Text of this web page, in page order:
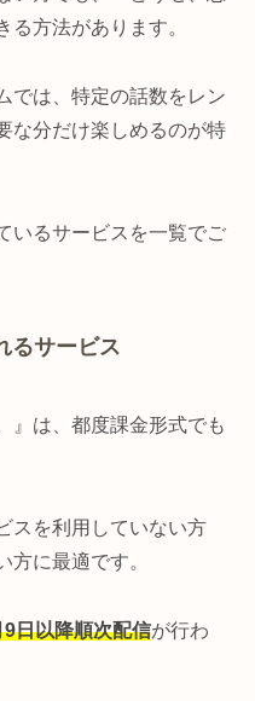
る方法があります。
では、特定の話数をレン
な分だけ楽しめるのが特
いるサービスを一覧でご
るサービス
』は、都度課金形式でも
スを利用していない方
方に最適です。
9日以降順次配信が行わ